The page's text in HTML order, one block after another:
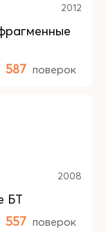
2012
587 поверок
2008
БТ
557 поверок